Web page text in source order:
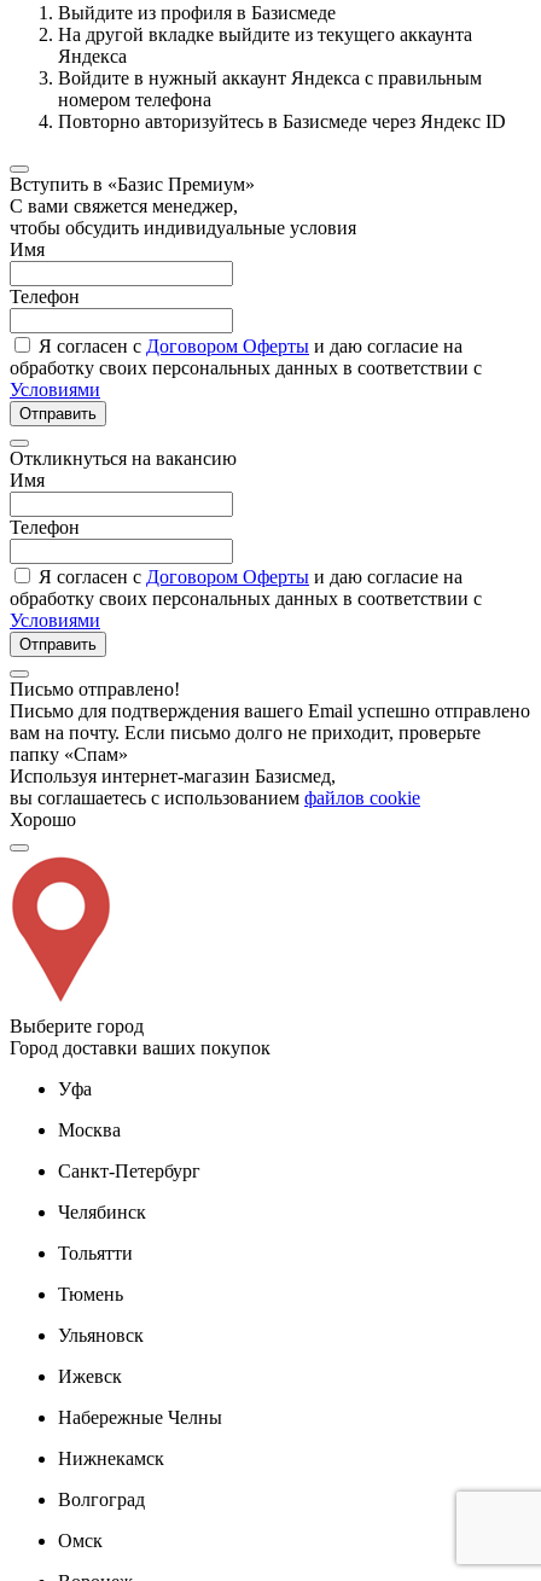
Выйдите из профиля в Базисмеде
На другой вкладке выйдите из текущего аккаунта
Яндекса
Войдите в нужный аккаунт Яндекса с правильным
номером телефона
Повторно авторизуйтесь в Базисмеде через Яндекс ID
Вступить в «Базис Премиум»
С вами свяжется менеджер,
чтобы обсудить индивидуальные условия
Имя
Телефон
Я согласен с Договором Оферты и даю согласие на
обработку своих персональных данных в соответствии с
Условиями
Отправить
Откликнуться на вакансию
Имя
Телефон
Я согласен с Договором Оферты и даю согласие на
обработку своих персональных данных в соответствии с
Условиями
Отправить
Письмо отправлено!
Письмо для подтверждения вашего Email успешно отправлено
вам на почту. Если письмо долго не приходит, проверьте
папку «Спам»
Используя интернет-магазин Базисмед,
вы соглашаетесь с использованием файлов cookie
Хорошо
Выберите город
Город доставки ваших покупок
Уфа
Москва
Санкт-Петербург
Челябинск
Тольятти
Тюмень
Ульяновск
Ижевск
Набережные Челны
Нижнекамск
Волгоград
Омск